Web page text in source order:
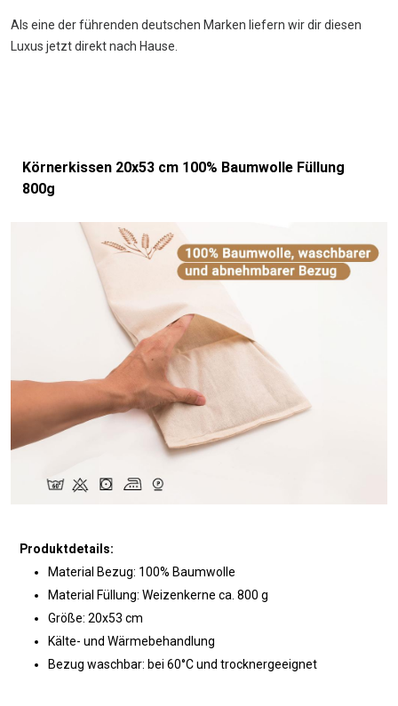
Als eine der führenden deutschen Marken liefern wir dir diesen
Luxus jetzt direkt nach Hause.
Körnerkissen 20x53 cm 100% Baumwolle Füllung
800g
Produktdetails:
Material Bezug: 100% Baumwolle
Material Füllung: Weizenkerne ca. 800 g
Größe: 20x53 cm
Kälte- und Wärmebehandlung
Bezug waschbar: bei 60°C und trocknergeeignet